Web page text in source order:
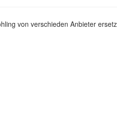
von verschieden Anbieter